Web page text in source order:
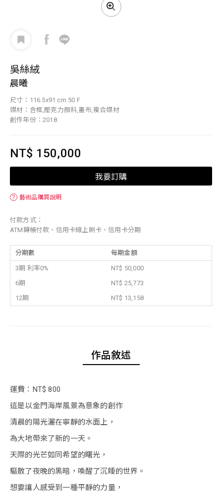
吳絲絨
晨曦
尺寸：116.5x91 cm 50 F
媒材：含框,壓克力顏料,畫布,複合媒材
創作年份：2018
NT$ 150,000
我要訂購
？ 藝術品購買說明
付款方式：
ATM轉帳付款、信用卡線上刷卡、信用卡分期
分期數 每期金額
3期 利率0%
NT$ 50,000
6期
NT$ 25,773
12期
NT$ 13,158
作品敘述
運費：NT$ 800
這是以金門海岸風景為意象的創作
清晨的陽光灑在寧靜的水面上，
為大地帶來了新的一天。
天際的光芒如同希望的曙光，
驅散了夜晚的黑暗，喚醒了沉睡的世界。
想要讓人感受到一種平靜的力量，